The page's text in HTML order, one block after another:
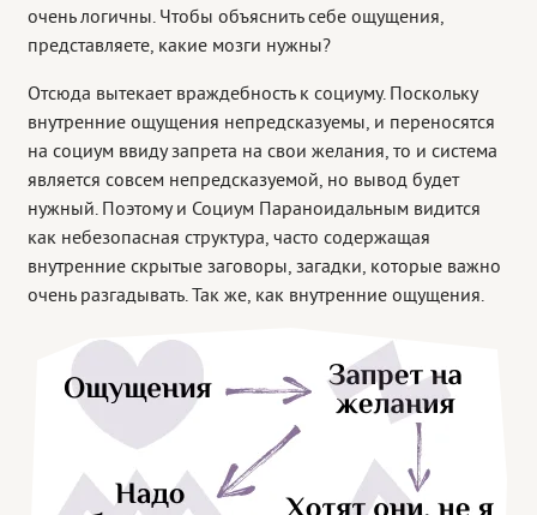
очень логичны. Чтобы объяснить себе ощущения,
представляете, какие мозги нужны?
Отсюда вытекает враждебность к социуму. Поскольку
внутренние ощущения непредсказуемы, и переносятся
на социум ввиду запрета на свои желания, то и система
является совсем непредсказуемой, но вывод будет
нужный. Поэтому и Социум Параноидальным видится
как небезопасная структура, часто содержащая
внутренние скрытые заговоры, загадки, которые важно
очень разгадывать. Так же, как внутренние ощущения.